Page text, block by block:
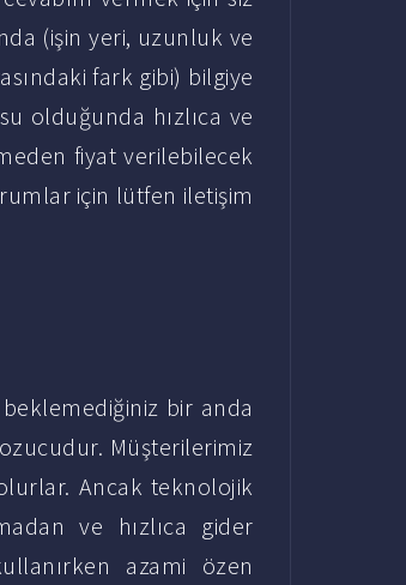
(işin yeri, uzunluk ve
fark gibi) bilgiye
olduğunda hızlıca ve
fiyat verilebilecek
için lütfen iletişim
bir anda
Müşterilerimiz
Ancak teknolojik
ve hızlıca gider
azami özen